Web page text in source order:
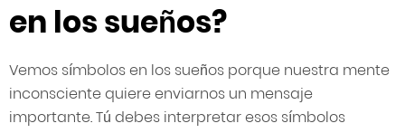
en los sueños?
Vemos símbolos en los sueños porque nuestra mente
inconsciente quiere enviarnos un mensaje
importante. Tú debes interpretar esos símbolos